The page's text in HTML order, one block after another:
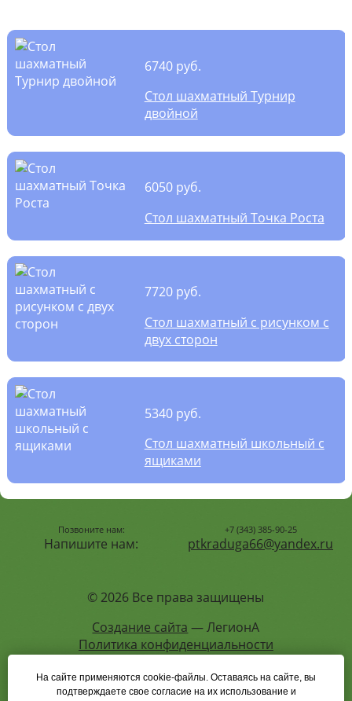
6740 руб.
Стол шахматный Турнир
двойной
6050 руб.
Стол шахматный Точка Роста
7720 руб.
Стол шахматный с рисунком с
двух сторон
5340 руб.
Стол шахматный школьный с
ящиками
Позвоните нам:
Напишите нам:
+7 (343) 385-90-25
ptkraduga66@yandex.ru
© 2026 Все права защищены
Создание сайта — ЛегионА
Политика конфиденциальности
На сайте применяются cookie-файлы. Оставаясь на сайте, вы
подтверждаете свое согласие на их использование и